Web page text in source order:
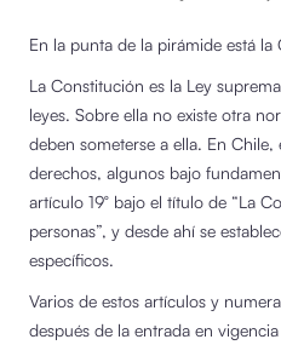
En la punta de la pirámide está la
La Constitución es la Ley
leyes. Sobre ella no existe otra
deben someterse a ella. En
derechos, algunos bajo
artículo 19° bajo el título de “La
personas”, y desde ahí se
específicos.
Varios de estos artículos y
después de la entrada en